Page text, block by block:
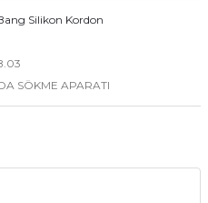
Silikon Kordon
SÖKME APARATI